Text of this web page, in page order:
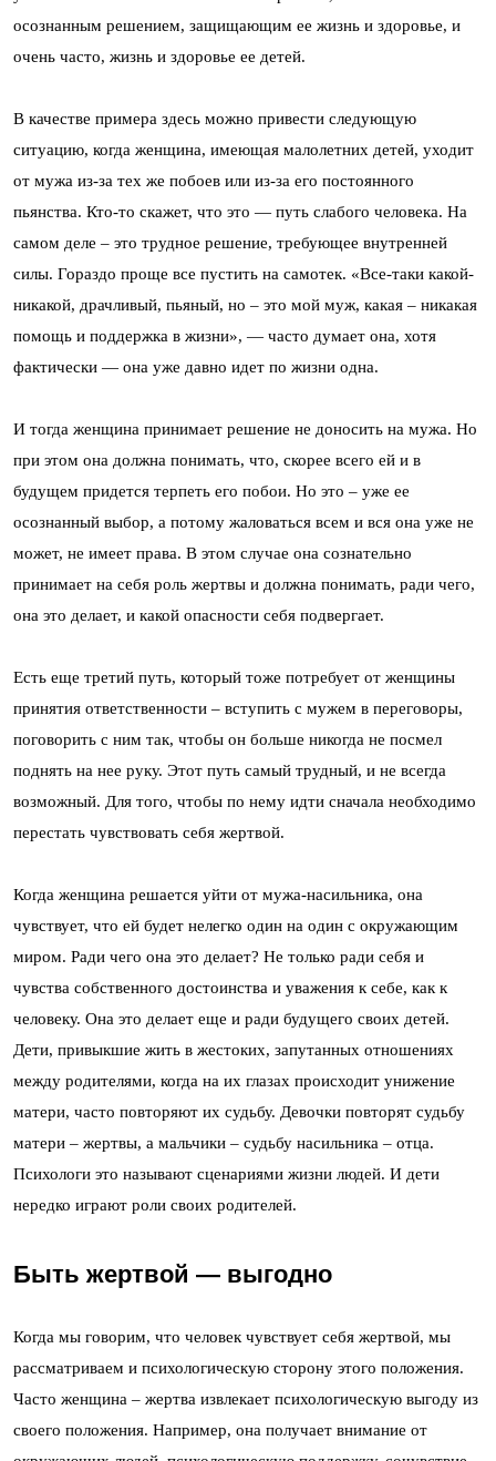
осознанным решением, защищающим ее жизнь и здоровье, и
очень часто, жизнь и здоровье ее детей.
В качестве примера здесь можно привести следующую
ситуацию, когда женщина, имеющая малолетних детей, уходит
от мужа из-за тех же побоев или из-за его постоянного
пьянства. Кто-то скажет, что это — путь слабого человека. На
самом деле – это трудное решение, требующее внутренней
силы. Гораздо проще все пустить на самотек. «Все-таки какой-
никакой, драчливый, пьяный, но – это мой муж, какая – никакая
помощь и поддержка в жизни», — часто думает она, хотя
фактически — она уже давно идет по жизни одна.
И тогда женщина принимает решение не доносить на мужа. Но
при этом она должна понимать, что, скорее всего ей и в
будущем придется терпеть его побои. Но это – уже ее
осознанный выбор, а потому жаловаться всем и вся она уже не
может, не имеет права. В этом случае она сознательно
принимает на себя роль жертвы и должна понимать, ради чего,
она это делает, и какой опасности себя подвергает.
Есть еще третий путь, который тоже потребует от женщины
принятия ответственности – вступить с мужем в переговоры,
поговорить с ним так, чтобы он больше никогда не посмел
поднять на нее руку. Этот путь самый трудный, и не всегда
возможный. Для того, чтобы по нему идти сначала необходимо
перестать чувствовать себя жертвой.
Когда женщина решается уйти от мужа-насильника, она
чувствует, что ей будет нелегко один на один с окружающим
миром. Ради чего она это делает? Не только ради себя и
чувства собственного достоинства и уважения к себе, как к
человеку. Она это делает еще и ради будущего своих детей.
Дети, привыкшие жить в жестоких, запутанных отношениях
между родителями, когда на их глазах происходит унижение
матери, часто повторяют их судьбу. Девочки повторят судьбу
матери – жертвы, а мальчики – судьбу насильника – отца.
Психологи это называют сценариями жизни людей. И дети
нередко играют роли своих родителей.
Быть жертвой — выгодно
Когда мы говорим, что человек чувствует себя жертвой, мы
рассматриваем и психологическую сторону этого положения.
Часто женщина – жертва извлекает психологическую выгоду из
своего положения. Например, она получает внимание от